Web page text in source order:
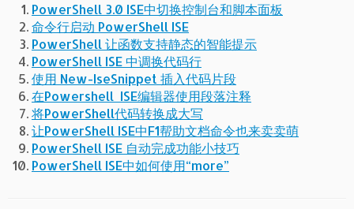
PowerShell 3.0 ISE中切换控制台和脚本面板
命令行启动 PowerShell ISE
PowerShell 让函数支持静态的智能提示
PowerShell ISE 中调换代码行
使用 New-IseSnippet 插入代码片段
在Powershell_ISE编辑器使用段落注释
将PowerShell代码转换成大写
让PowerShell ISE中F1帮助文档命令也来卖卖萌
PowerShell ISE 自动完成功能小技巧
PowerShell ISE中如何使用“more”